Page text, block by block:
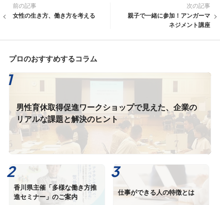
前の記事
女性の生き方、働き方を考える
次の記事
親子で一緒に参加！アンガーマ
ネジメント講座
プロのおすすめするコラム
男性育休取得促進ワークショップで見えた、企業の
リアルな課題と解決のヒント
香川県主催「多様な働き方推
進セミナー」のご案内
仕事ができる人の特徴とは